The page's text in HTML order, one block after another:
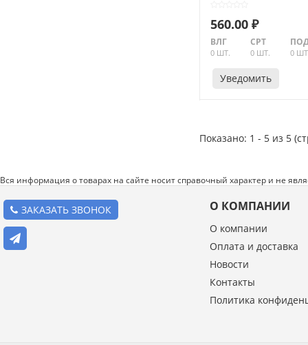
560.00 ₽
ВЛГ
0 ШТ.
СРТ
0 ШТ. 0
Уведомить
Показано: 1 - 5 из 5
Вся информация о товарах на сайте носит справочный характер и не
ЗАКАЗАТЬ ЗВОНОК О КОМПАНИИ
О компании
Оплата и доставка
Новости
Контакты
Политика